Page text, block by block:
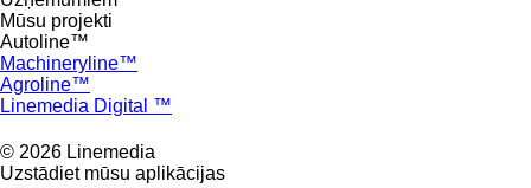
Mūsu projekti
Autoline™
Machineryline™
Agroline™
Linemedia Digital ™
© 2026 Linemedia
Uzstādiet mūsu aplikācijas